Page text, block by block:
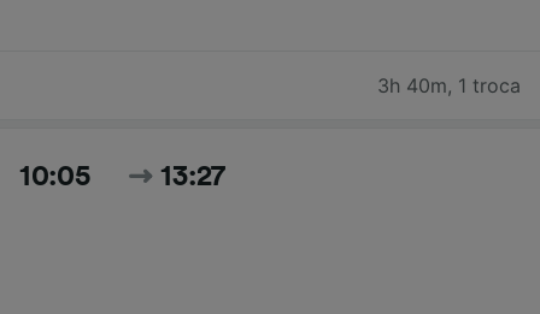
3h 40m, 1 troca
10:05 13:27